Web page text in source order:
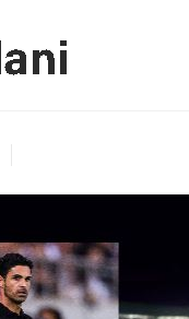
Pas një rrugëtimi të